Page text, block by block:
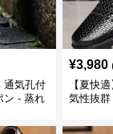
通気孔付
ン - 蒸れ
¥3,980
【夏快
気性抜